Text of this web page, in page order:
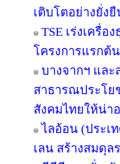
เติบโตอย่างยั่ง
TSE เร่งเครื่อ
โครงการแรกต้
บางจากฯ แล
สาธารณประโย
สังคมไทยให้น่า
ไลอ้อน (ประเ
เลน สร้างสมดุล